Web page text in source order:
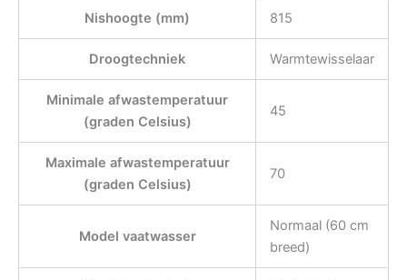
Nishoogte (mm) 815
Droogtechniek Warmtewisselaar
Minimale afwastemperatuur
(graden Celsius)
45
Maximale afwastemperatuur
(graden Celsius)
70
Model vaatwasser
Normaal (60 cm
breed)